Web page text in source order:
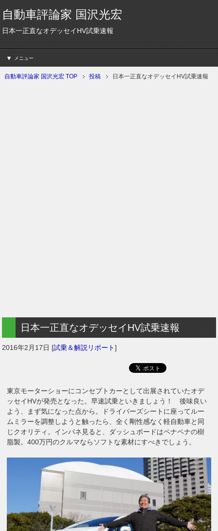
自動車評論家 国沢光宏
日本一正直なオデッセイHV試乗速報
メニュー
自動車評論家 国沢光宏 TOP 投稿 日本一正直なオデッセイHV試乗速報
日本一正直なオデッセイHV試乗速報
2016年2月17日 [試乗＆解説リポート]
東京モーターショーにコンセプトカーとして出展されていたオデ
ッセイHVが発売となった。早速試乗といきましょう！ 後味良い
よう、まず気になった点から。ドライバーズシートに座ってルー
ムミラーを調整しようと触ったら、全く剛性感なく軽自動車と同
じクオリティ。インパネ見ると、ダッシュボードはペナペナの樹
脂製。400万円のクルマならソフトな素材にすべきでしょう。